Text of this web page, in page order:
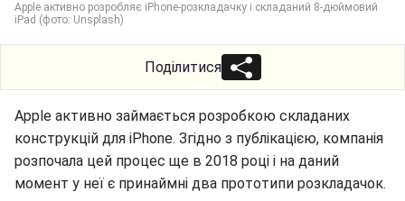
Apple активно розробляє iPhone-розкладачку і складаний 8-дюймовий
iPad (фото: Unsplash)
Поділитися
Apple активно займається розробкою складаних
конструкцій для iPhone. Згідно з публікацією, компанія
розпочала цей процес ще в 2018 році і на даний
момент у неї є принаймні два прототипи розкладачок.